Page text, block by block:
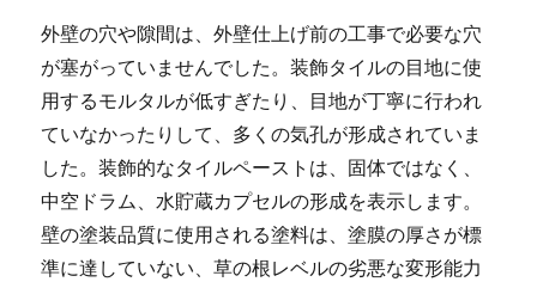
外壁の穴や隙間は、外壁仕上げ前の工事で必要な穴
が塞がっていませんでした。装飾タイルの目地に使
用するモルタルが低すぎたり、目地が丁寧に行われ
ていなかったりして、多くの気孔が形成されていま
した。装飾的なタイルペーストは、固体ではなく、
中空ドラム、水貯蔵カプセルの形成を表示します。
壁の塗装品質に使用される塗料は、塗膜の厚さが標
準に達していない、草の根レベルの劣悪な変形能力